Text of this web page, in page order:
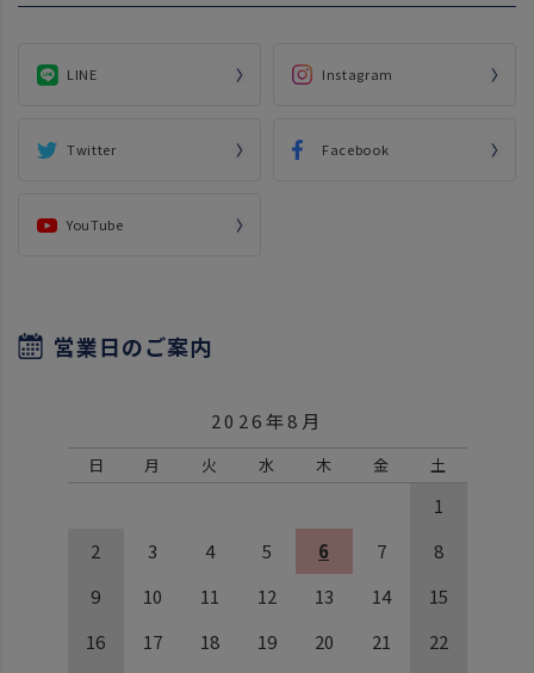
LINE Instagram
Twitter Facebook
YouTube
営業日のご案内
2026年8月
日 月 火 水 木 金 土
1
2
3 4 5 6 7
8
9
10 11 12 13 14
15
16
17 18 19 20 21
22